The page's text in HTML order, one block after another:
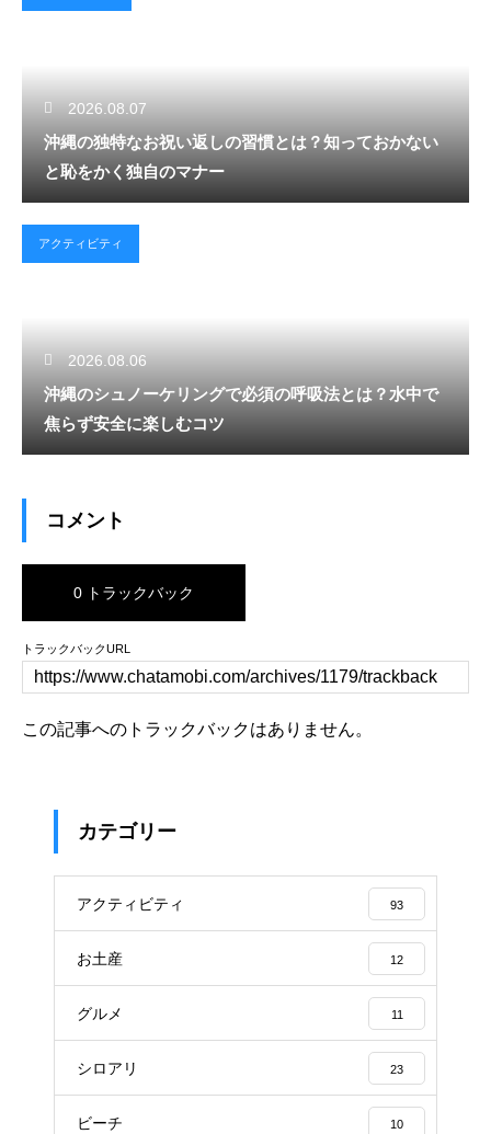
2026.08.07
沖縄の独特なお祝い返しの習慣とは？知っておかない
と恥をかく独自のマナー
アクティビティ
2026.08.06
沖縄のシュノーケリングで必須の呼吸法とは？水中で
焦らず安全に楽しむコツ
コメント
0 トラックバック
トラックバックURL
この記事へのトラックバックはありません。
カテゴリー
アクティビティ 93
お土産 12
グルメ 11
シロアリ 23
ビーチ 10